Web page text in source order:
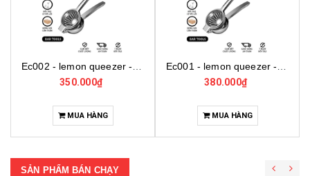
350.000₫
MUA HÀNG
380.000₫
MUA HÀNG
SẢN PHẨM BÁN CHẠY